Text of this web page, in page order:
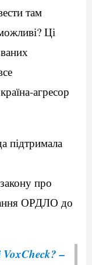
там
Ці
агресор
підтримала
про
ОРДЛО до
–